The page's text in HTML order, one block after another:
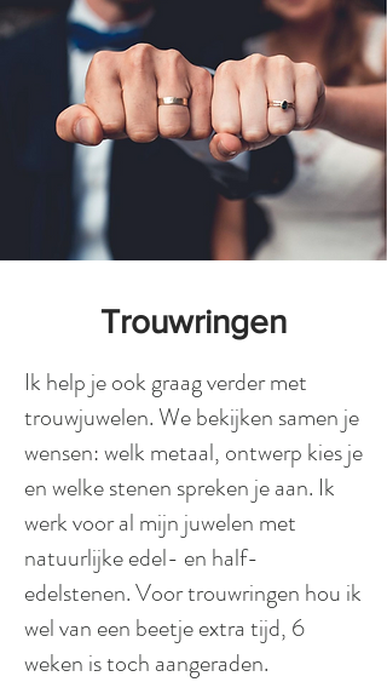
Trouwringen
Ik help je ook graag verder met
trouwjuwelen. We bekijken samen je
wensen: welk metaal, ontwerp kies je
en welke stenen spreken je aan. Ik
werk voor al mijn juwelen met
natuurlijke edel- en half-
edelstenen. Voor trouwringen hou ik
wel van een beetje extra tijd, 6
weken is toch aangeraden.